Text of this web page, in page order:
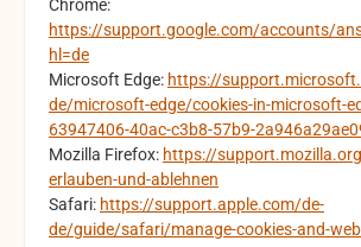
Chrome:
https://support.google.com/accounts/
hl=de
Microsoft Edge: https://
de/microsoft-edge/cookies-in-microsoft-
63947406-40ac-c3b8-57b9-
Mozilla Firefox: https://
erlauben-und-ablehnen
Safari: https://support.apple.com/de-
de/guide/safari/manage-cookies-and-